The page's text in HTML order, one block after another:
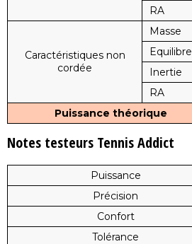
RA
Caractéristiques non
cordée
Masse
Equilibre
Inertie
RA
Puissance théorique
Notes testeurs Tennis Addict
Puissance
Précision
Confort
Tolérance